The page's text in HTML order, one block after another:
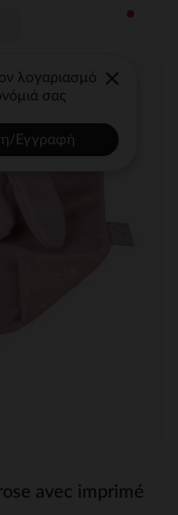
λογαριασμό
σας
Εγγραφή
avec imprimé